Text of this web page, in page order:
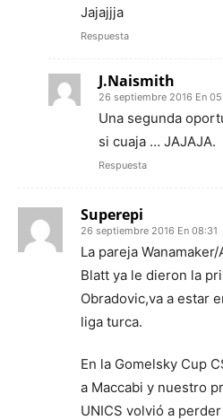
Jajajjja
Respuesta
J.Naismith
26 septiembre 2016 En
Una segunda
si cuaja … JAJAJA.
Respuesta
Superepi
26 septiembre 2016 En 08:31
La pareja
Blatt ya le dieron la
Obradovic,va a estar
liga turca.
En la Gomelsky Cup
a Maccabi y nuestro
UNICS volvió a perder